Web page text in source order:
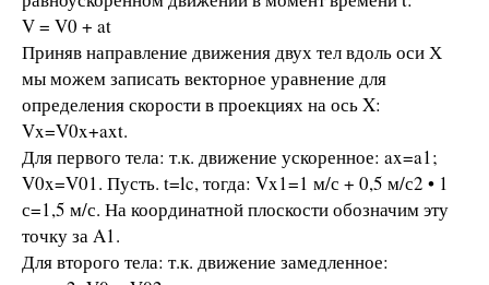
V = V0 + at
Приняв направление движения двух тел вдоль оси Х
мы можем записать векторное уравнение для
определения скорости в проекциях на ось X:
Vx=V0x+axt.
Для первого тела: т.к. движение ускоренное: ax=a1;
V0x=V01. Пусть. t=lc, тогда: Vx1=1 м/с + 0,5 м/с2 • 1
с=1,5 м/с. На координатной плоскости обозначим эту
точку за A1.
Для второго тела: т.к. движение замедленное: